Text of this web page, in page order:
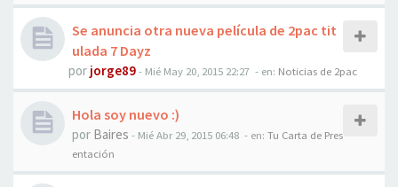
Se anuncia otra nueva película de 2pac tit
ulada 7 Dayz
por jorge89- Mié May 20, 2015 22:27 - en: Noticias de 2pac
Hola soy nuevo :)
por Baires - Mié Abr 29, 2015 06:48 - en: Tu Carta de Pres
entación